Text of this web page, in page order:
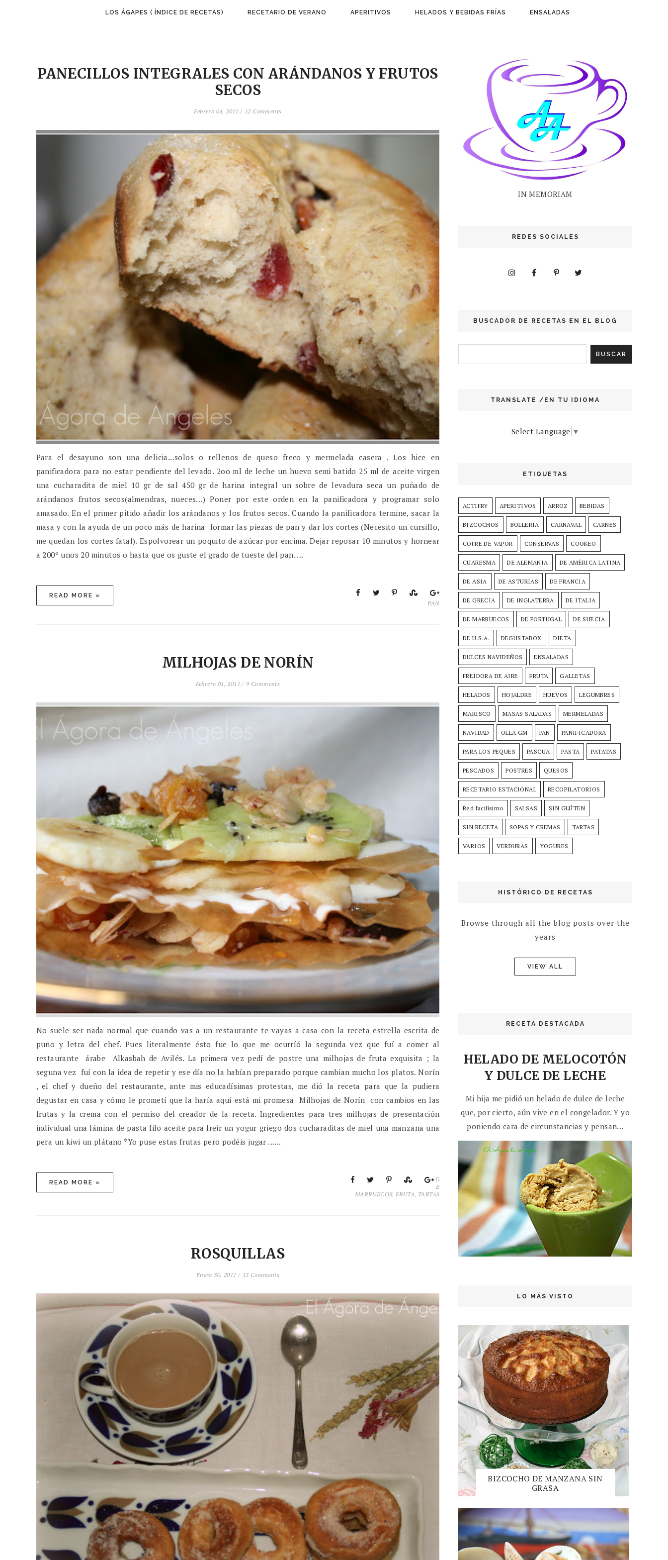
LOS ÁGAPES ( ÍNDICE DE RECETAS) RECETARIO DE VERANO APERITIVOS HELADOS Y BEBIDAS FRÍAS ENSALADAS
PANECILLOS INTEGRALES CON ARÁNDANOS Y FRUTOS
SECOS
Febrero 04, 2011 / 12 Comments
Para el desayuno son una delicia...solos o rellenos de queso freco y mermelada casera . Los hice en
panificadora para no estar pendiente del levado. 2oo ml de leche un huevo semi batido 25 ml de aceite virgen
una cucharadita de miel 10 gr de sal 450 gr de harina integral un sobre de levadura seca un puñado de
arándanos frutos secos(almendras, nueces...) Poner por este orden en la panificadora y programar solo
amasado. En el primer pitido añadir los arándanos y los frutos secos. Cuando la panificadora termine, sacar la
masa y con la ayuda de un poco más de harina formar las piezas de pan y dar los cortes (Necesito un cursillo,
me quedan los cortes fatal). Espolvorear un poquito de azúcar por encima. Dejar reposar 10 minutos y hornear
a 200º unos 20 minutos o hasta que os guste el grado de tueste del pan. ...
READ MORE »
PAN
MILHOJAS DE NORÍN
Febrero 01, 2011 / 9 Comments
No suele ser nada normal que cuando vas a un restaurante te vayas a casa con la receta estrella escrita de
puño y letra del chef. Pues literalmente ésto fue lo que me ocurríó la segunda vez que fuí a comer al
restaurante árabe Alkasbah de Avilés. La primera vez pedí de postre una milhojas de fruta exquisita ; la
seguna vez fuí con la idea de repetir y ese día no la habían preparado porque cambian mucho los platos. Norín
, el chef y dueño del restaurante, ante mis educadísimas protestas, me dió la receta para que la pudiera
degustar en casa y cómo le prometí que la haría aquí está mi promesa Milhojas de Norín con cambios en las
frutas y la crema con el permiso del creador de la receta. Ingredientes para tres milhojas de presentación
individual una lámina de pasta filo aceite para freir un yogur griego dos cucharaditas de miel una manzana una
pera un kiwi un plátano *Yo puse estas frutas pero podéis jugar ......
READ MORE »
D
E
MARRUECOS, FRUTA, TARTAS
ROSQUILLAS
Enero 30, 2011 / 13 Comments
IN MEMORIAM
REDES SOCIALES
BUSCADOR DE RECETAS EN EL BLOG
TRANSLATE /EN TU IDIOMA
Select Language ▼
ETIQUETAS
ACTIFRY APERITIVOS ARROZ BEBIDAS
BIZCOCHOS BOLLERÍA CARNAVAL CARNES
COFRE DE VAPOR CONSERVAS COOKEO
CUARESMA DE ALEMANIA DE AMÉRICA LATINA
DE ASIA DE ASTURIAS DE FRANCIA
DE GRECIA DE INGLATERRA DE ITALIA
DE MARRUECOS DE PORTUGAL DE SUECIA
DE U.S.A. DEGUSTABOX DIETA
DULCES NAVIDEÑOS ENSALADAS
FREIDORA DE AIRE FRUTA GALLETAS
HELADOS HOJALDRE HUEVOS LEGUMBRES
MARISCO MASAS SALADAS MERMELADAS
NAVIDAD OLLA GM PAN PANIFICADORA
PARA LOS PEQUES PASCUA PASTA PATATAS
PESCADOS POSTRES QUESOS
RECETARIO ESTACIONAL RECOPILATORIOS
Red facilísimo SALSAS SIN GLÚTEN
SIN RECETA SOPAS Y CREMAS TARTAS
VARIOS VERDURAS YOGURES
HISTÓRICO DE RECETAS
Browse through all the blog posts over the
years
VIEW ALL
RECETA DESTACADA
HELADO DE MELOCOTÓN
Y DULCE DE LECHE
Mi hija me pidió un helado de dulce de leche
que, por cierto, aún vive en el congelador. Y yo
poniendo cara de circunstancias y pensan...
LO MÁS VISTO
BIZCOCHO DE MANZANA SIN
GRASA